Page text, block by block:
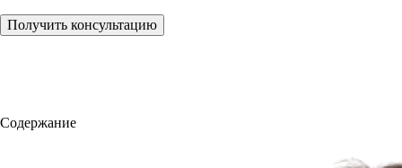
Получить консультацию
Содержание